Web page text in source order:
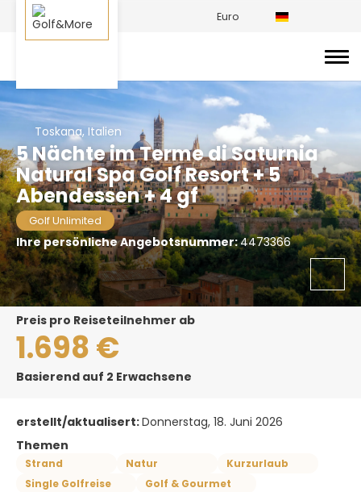
Euro
Toskana, Italien
5 Nächte im Terme di Saturnia
Natural Spa Golf Resort + 5
Abendessen + 4 gf
Golf Unlimited
Ihre persönliche Angebotsnummer:4473366
Preis pro Reiseteilnehmer ab
1.698 €
Basierend auf 2 Erwachsene
erstellt/aktualisert:Donnerstag, 18. Juni 2026
Themen
Strand Natur
Kurzurlaub
Single Golfreise
Golf & Gourmet